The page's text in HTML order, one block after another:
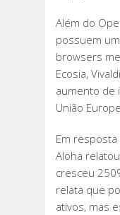
Além do
possuem
browsers
Ecosia,
aumento de
União
Em
Aloha
cresceu
relata que
ativos, mas